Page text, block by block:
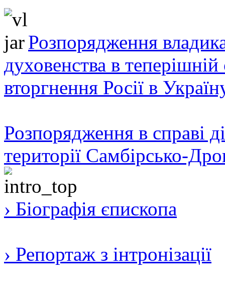
Розпорядження
духовенства в теперішній
вторгнення Росії в
Розпорядження в справі
території Самбірсько-
› Біографія єпископа
› Репортаж з інтронізації